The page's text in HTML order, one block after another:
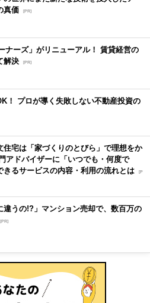
真価 [PR]
ナーズ」がリニューアル！ 賃貸経営の
解決 [PR]
！ プロが導く失敗しない不動産投資の
住宅は「家づくりのとびら」で理想をか
アドバイザーに「いつでも・何度で
きるサービスの内容・利用の流れとは [P
違うの!?」マンション売却で、数百万の